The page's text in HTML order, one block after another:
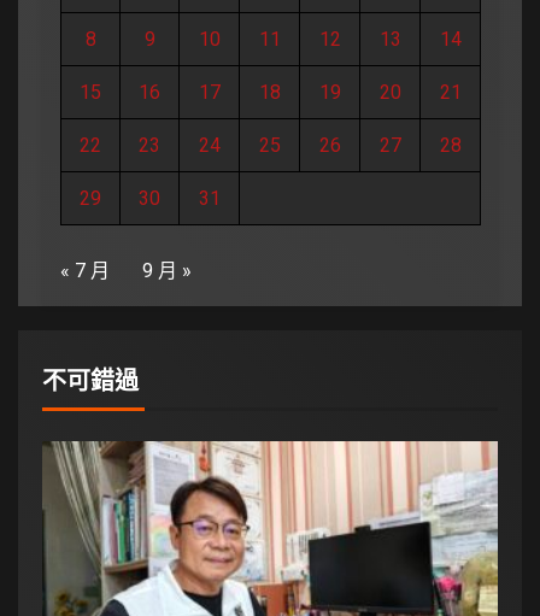
8 9 10 11 12 13 14
15 16 17 18 19 20 21
22 23 24 25 26 27 28
29 30 31
« 7 月 9 月 »
不可錯過